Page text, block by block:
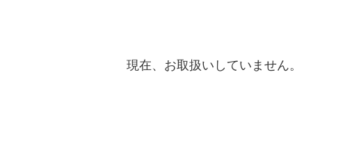
現在、お取扱いしていません。